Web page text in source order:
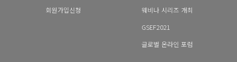
회원가입신청
웨비나 시리즈 개최
GSEF2021
글로벌 온라인 포럼